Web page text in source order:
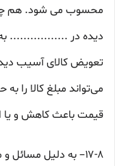
محسوب می شود. هم
دیده در .................
تعویض کالای آسیب
می‌تواند مبلغ کالا را
قیمت باعث کاهش و یا
۱۷-۸– به دلیل